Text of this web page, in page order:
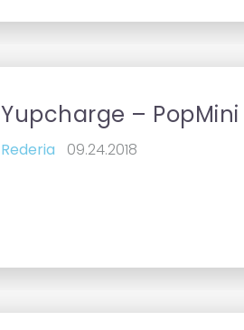
Yupcharge – PopMini
Rederia 09.24.2018